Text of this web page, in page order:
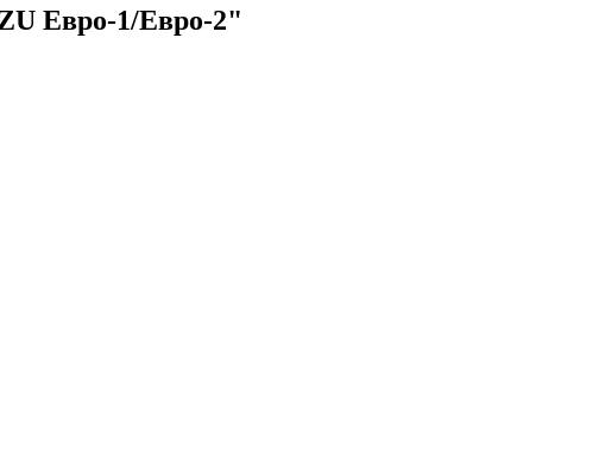
Евро-1/Евро-2"